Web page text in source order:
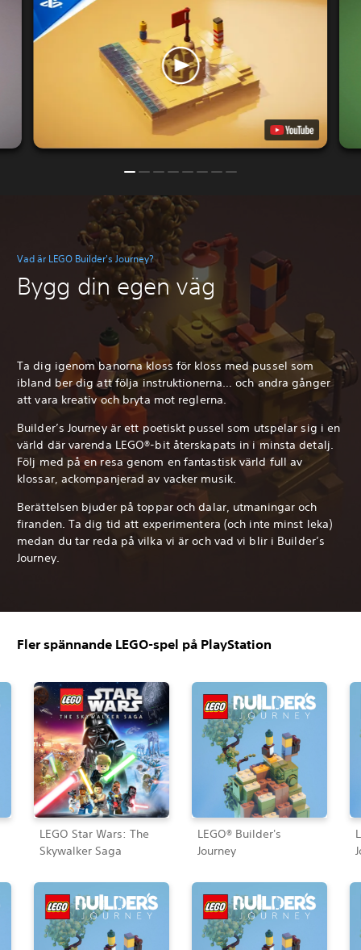
Vad är LEGO Builder's Journey?
Bygg din egen väg
Ta dig igenom banorna kloss för kloss med pussel som
ibland ber dig att följa instruktionerna… och andra gånger
att vara kreativ och bryta mot reglerna.
Builder’s Journey är ett poetiskt pussel som utspelar sig i en
värld där varenda LEGO®-bit återskapats in i minsta detalj.
Följ med på en resa genom en fantastisk värld full av
klossar, ackompanjerad av vacker musik.
Berättelsen bjuder på toppar och dalar, utmaningar och
firanden. Ta dig tid att experimentera (och inte minst leka)
medan du tar reda på vilka vi är och vad vi blir i Builder’s
Journey.
Fler spännande LEGO-spel på PlayStation
LEGO Star Wars: The
Skywalker Saga
LEGO® Builder's
Journey